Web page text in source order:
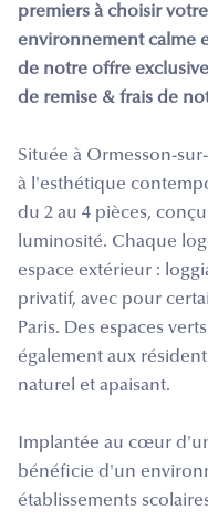
premiers à choisir
environnement calme
de notre offre
de remise & frais de
Située à Ormesson-
à l'esthétique
du 2 au 4 pièces,
luminosité. Chaque
espace extérieur :
privatif, avec pour
Paris. Des espaces
également aux
naturel et apaisant.
Implantée au cœur
bénéficie d'un
établissements